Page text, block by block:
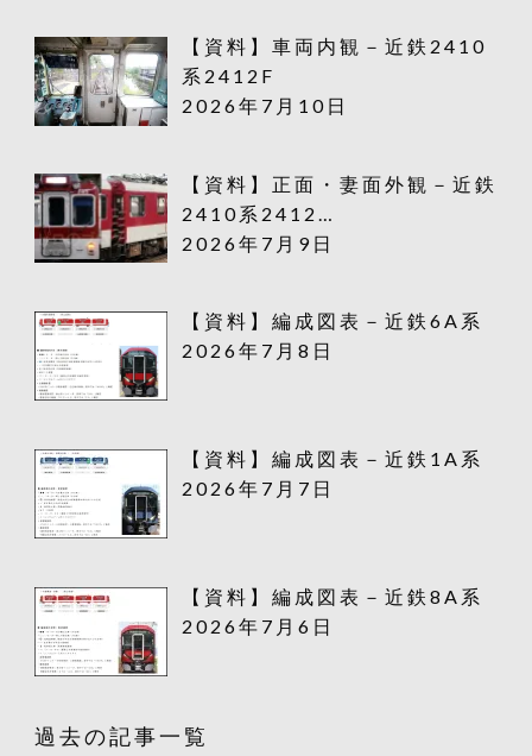
【資料】車両内観－近鉄2410
系2412F
2026年7月10日
【資料】正面・妻面外観－近鉄
2410系2412…
2026年7月9日
【資料】編成図表－近鉄6A系
2026年7月8日
【資料】編成図表－近鉄1A系
2026年7月7日
【資料】編成図表－近鉄8A系
2026年7月6日
過去の記事一覧